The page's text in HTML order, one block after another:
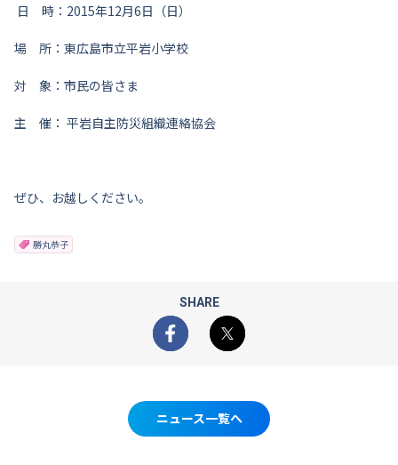
日 時：2015年12月6日（日）
場 所：東広島市立平岩小学校
対 象：市民の皆さま
主 催： 平岩自主防災組織連絡協会
ぜひ、お越しください。
勝丸恭子
SHARE
Facebook
X
ニュース一覧へ